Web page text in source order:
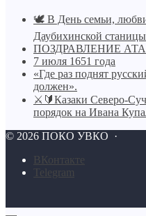
🕊️ В День семьи, любви
Даубихинской
ПОЗДРАВЛЕНИЕ
7 июля 1651 года
«Где раз поднят
должен».
⚔🔰Казаки Северо-
порядок на Ивана
© 2026 ПОКО УВКО ·
BКонтакте
Telegram